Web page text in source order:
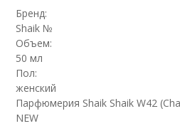
Бренд:
Shaik №
Объем:
50 мл
Пол:
женский
Парфюмерия Shaik Shaik W42
NEW